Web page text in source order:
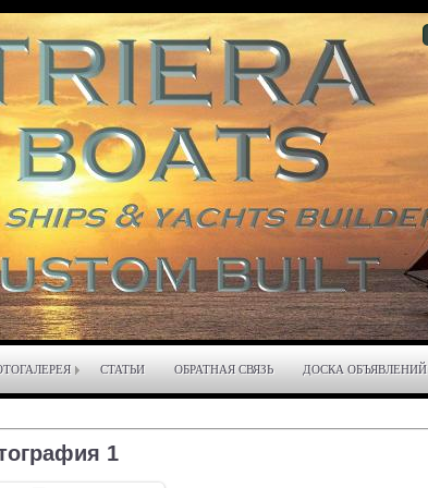
СТАТЬИ ОБРАТНАЯ СВЯЗЬ ДОСКА ОБЪЯВЛЕНИЙ
1